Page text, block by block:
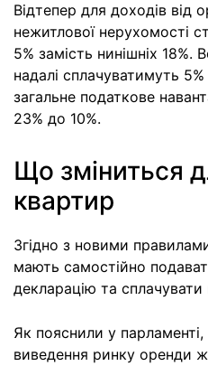
Відтепер для доходів від
нежитлової нерухомості
5% замість нинішніх 18%.
надалі сплачуватимуть
загальне податкове
23% до 10%.
Що зміниться
квартир
Згідно з новими
мають самостійно
декларацію та
Як пояснили у
виведення ринку оренди